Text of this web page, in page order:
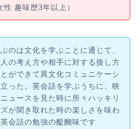
性 趣味歴3年以上）
のは文化を学ぶことに通じて、
の考え方や相手に対する接し方
ができて異文化コミュニケーシ
った。英会話を学ぶうちに、映
ュースを見た時に所々ハッキリ
が聞き取れた時の楽しさを味わ
会話の勉強の醍醐味です